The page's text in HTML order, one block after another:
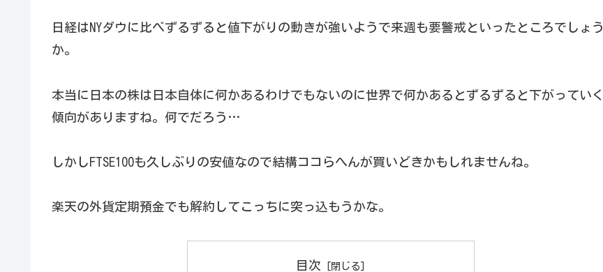
日経はNYダウに比べずるずると値下がりの動きが強いようで来週も要警戒といったところでしょう
か。
本当に日本の株は日本自体に何かあるわけでもないのに世界で何かあるとずるずると下がっていく
傾向がありますね。何でだろう…
しかしFTSE100も久しぶりの安値なので結構ココらへんが買いどきかもしれませんね。
楽天の外貨定期預金でも解約してこっちに突っ込もうかな。
目次